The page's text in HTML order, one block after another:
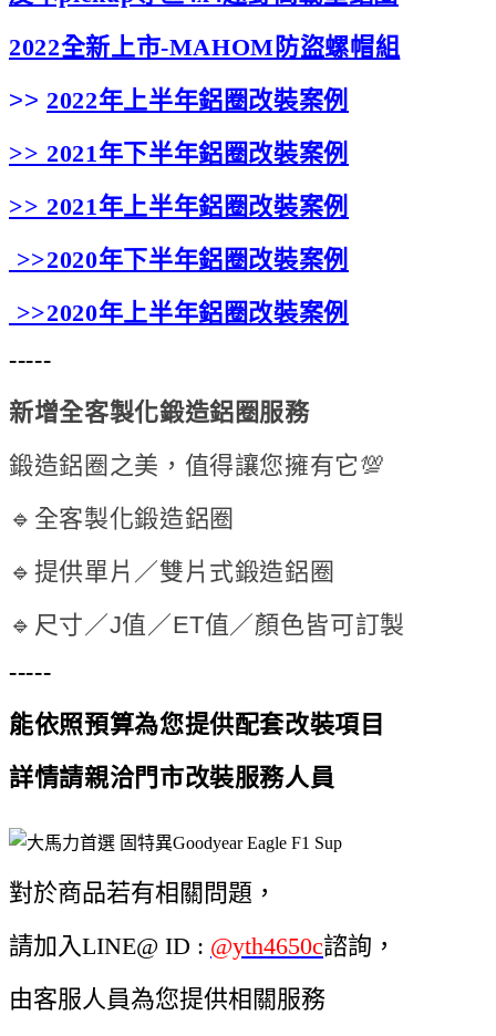
2022全新上市-MAHOM防盜螺帽組
>> 2022年上半年鋁圈改裝案例
>> 2021年下半年鋁圈改裝案例
>> 2021年上半年鋁圈改裝案例
>>2020年下半年鋁圈改裝案例
>>2020年上半年鋁圈改裝案例
-----
新增全客製化鍛造鋁圈服務
鍛造鋁圈之美，值得讓您擁有它💯
🔹全客製化鍛造鋁圈
🔹提供單片／雙片式鍛造鋁圈
🔹尺寸／J值／ET值／顏色皆可訂製
-----
能依照預算為您提供配套改裝項目
詳情請親洽門市改裝服務人員
對於商品若有相關問題，
請加入LINE@ ID : @yth4650c諮詢，
由客服人員為您提供相關服務